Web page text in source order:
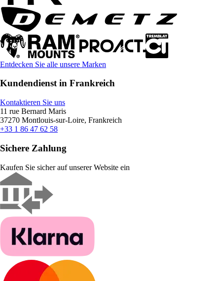
Entdecken Sie alle unsere Marken
Kundendienst in Frankreich
Kontaktieren Sie uns
11 rue Bernard Maris
37270 Montlouis-sur-Loire, Frankreich
+33 1 86 47 62 58
Sichere Zahlung
Kaufen Sie sicher auf unserer Website ein